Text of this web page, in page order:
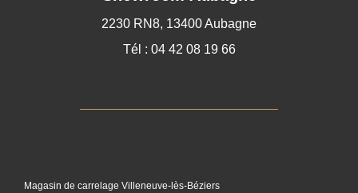
2230 RN8, 13400 Aubagne
Tél : 04 42 08 19 66
Magasin de carrelage Villeneuve-lès-Béziers